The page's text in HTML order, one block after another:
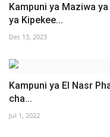
Kampuni ya Maziwa
ya Kipekee...
Dec 13, 2023
Kampuni ya El Nasr
cha...
Jul 1, 2022